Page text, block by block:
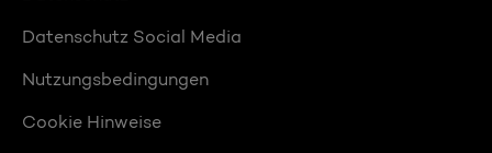
Datenschutz Social Media
Nutzungsbedingungen
Cookie Hinweise